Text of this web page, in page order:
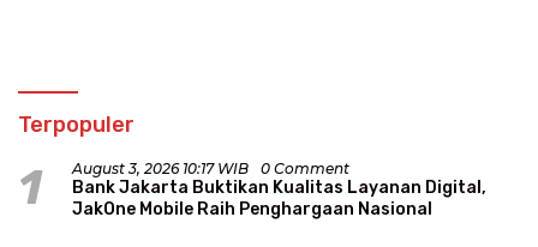
Terpopuler
1 August 3, 2026 10:17 WIB 0 Comment
Bank Jakarta Buktikan Kualitas Layanan Digital,
JakOne Mobile Raih Penghargaan Nasional